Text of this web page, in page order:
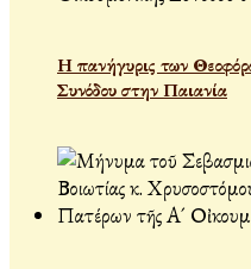
Η πανήγυρις των
Συνόδου στην Παιανία